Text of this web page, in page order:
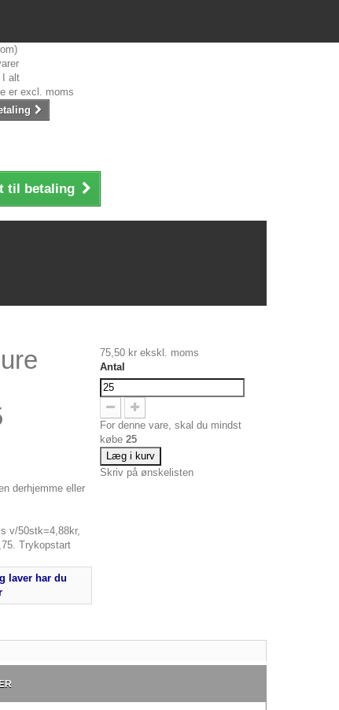
I alt
er excl. moms
til betaling
derhjemme eller
v/50stk=4,88kr,
Trykopstart
laver har du
75,50 kr ekskl. moms
Antal
For denne vare, skal du mindst
købe25
Læg i kurv
Skriv på ønskelisten